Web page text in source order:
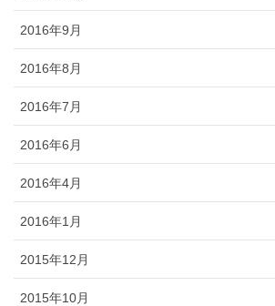
2016年9月
2016年8月
2016年7月
2016年6月
2016年4月
2016年1月
2015年12月
2015年10月